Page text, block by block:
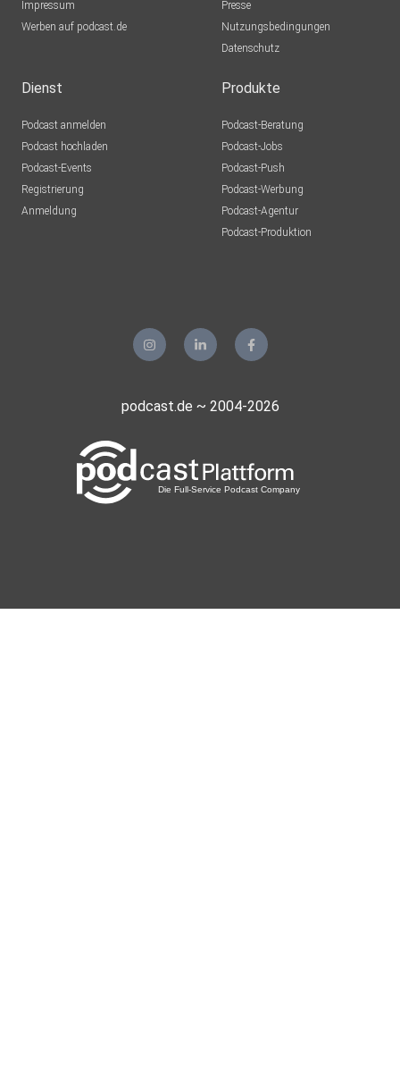
Impressum
Werben auf podcast.de
Presse
Nutzungsbedingungen
Datenschutz
Dienst
Podcast anmelden
Podcast hochladen
Podcast-Events
Registrierung
Anmeldung
Produkte
Podcast-Beratung
Podcast-Jobs
Podcast-Push
Podcast-Werbung
Podcast-Agentur
Podcast-Produktion
podcast.de ~ 2004-2026